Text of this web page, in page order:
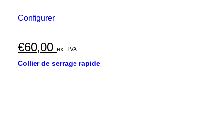
Configurer
€60,00 ex. TVA
Collier de serrage rapide